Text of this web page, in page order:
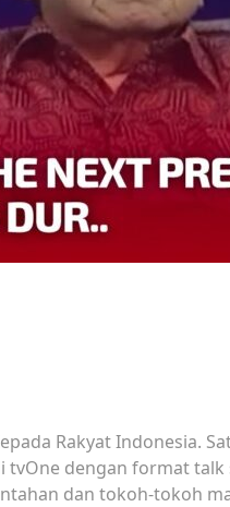
Rakyat Indonesia.
tvOne dengan format
dan tokoh-tokoh